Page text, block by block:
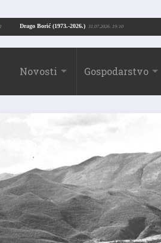
Drago Borić (1973.-2026.) 31.07.2026. 19:10
24.07.2026. 13:51
Novosti Gospodarstvo